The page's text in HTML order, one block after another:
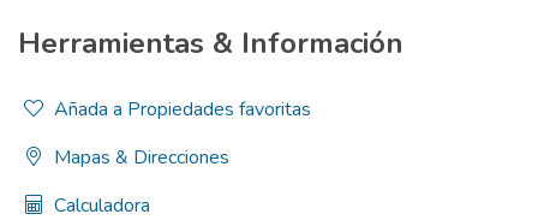
Herramientas & Información
Añada a Propiedades favoritas
Mapas & Direcciones
Calculadora